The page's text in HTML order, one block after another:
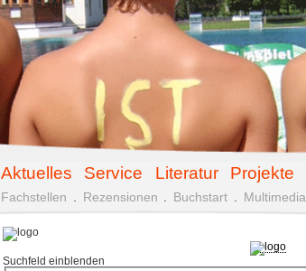
Aktuelles Service Literatur Projekte
Fachstellen Rezensionen Buchstart Multimedia
Suchfeld einblenden